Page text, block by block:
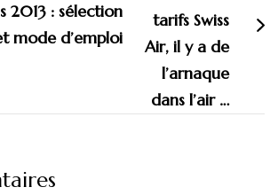
2013 : sélection
mode d’emploi